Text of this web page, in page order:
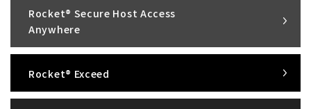
Rocket® Secure Host Access
Anywhere
Rocket® Exceed